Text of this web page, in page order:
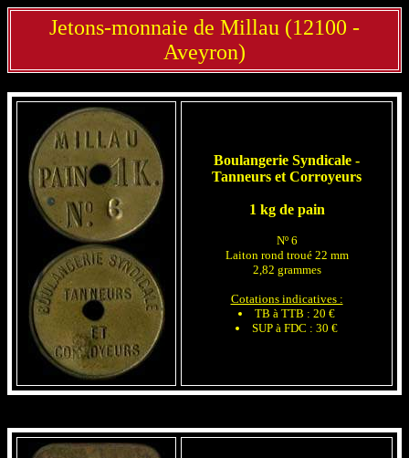
Jetons-monnaie de Millau (12100 -
Aveyron)
Boulangerie Syndicale -
Tanneurs et Corroyeurs
1 kg de pain
Nº 6
Laiton rond troué 22 mm
2,82 grammes
Cotations indicatives :
TB à TTB : 20 €
SUP à FDC : 30 €